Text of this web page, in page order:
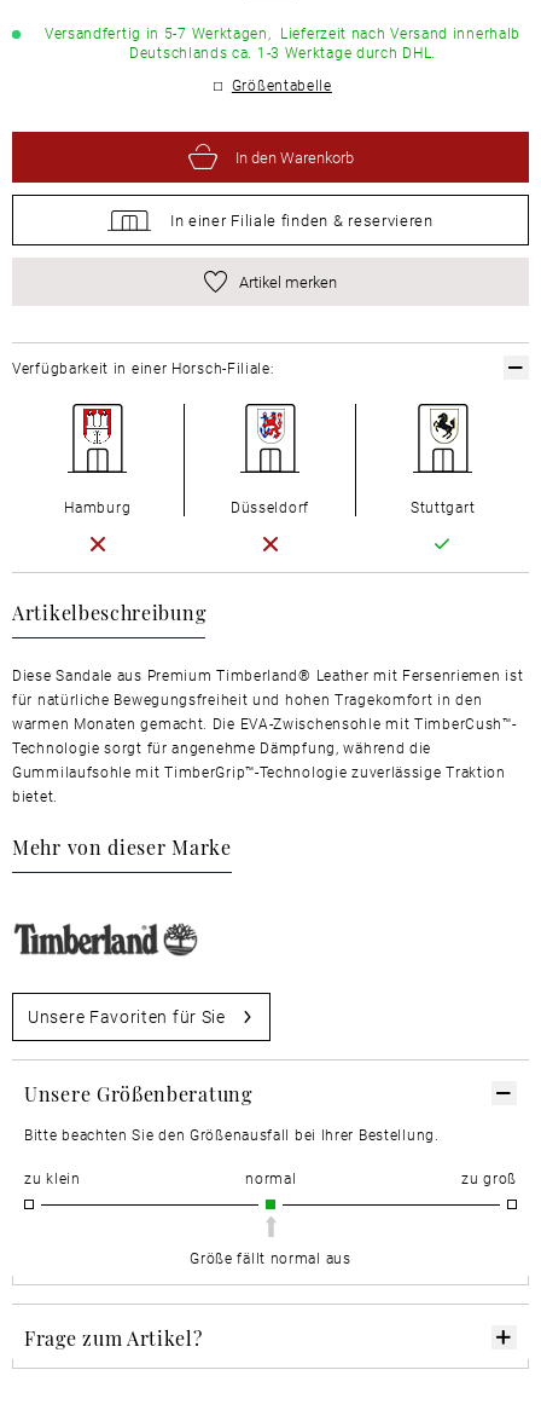
Versandfertig in 5-7 Werktagen, Lieferzeit nach Versand innerhalb
Deutschlands ca. 1-3 Werktage durch DHL.
Größentabelle
In den Warenkorb
In einer Filiale finden & reservieren
Artikel merken
Artikelbeschreibung
Diese Sandale aus Premium Timberland® Leather mit Fersenriemen ist
für natürliche Bewegungsfreiheit und hohen Tragekomfort in den
warmen Monaten gemacht. Die EVA-Zwischensohle mit TimberCush™-
Technologie sorgt für angenehme Dämpfung, während die
Gummilaufsohle mit TimberGrip™-Technologie zuverlässige Traktion
bietet.
Mehr von dieser Marke
Unsere Favoriten für Sie
Verfügbarkeit in einer Horsch-Filiale:
Hamburg Düsseldorf Stuttgart
Unsere Größenberatung
Bitte beachten Sie den Größenausfall bei Ihrer Bestellung.
zu klein normal zu groß
Größe fällt normal aus
Frage zum Artikel?